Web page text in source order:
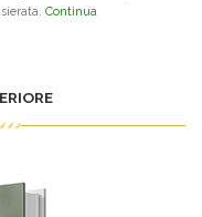
Continua